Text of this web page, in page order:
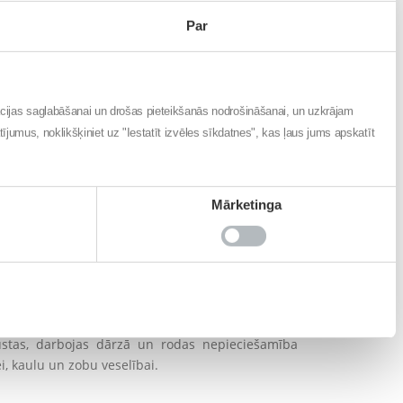
Par
saglabāšanai un drošas pieteikšanās nodrošināšanai, un uzkrājam
noklikšķiniet uz "Iestatīt izvēles sīkdatnes", kas ļaus jums apskatīt
Mārketinga
uzturā ieteicams iekļaut vismaz 500 gramus
un augļu klāsts, ko paši varam izaudzēt –
kāpostus, puķkāpostus, bietes, kolrābjus,
darbojas dārzā un rodas nepieciešamība
kaulu un zobu veselībai.